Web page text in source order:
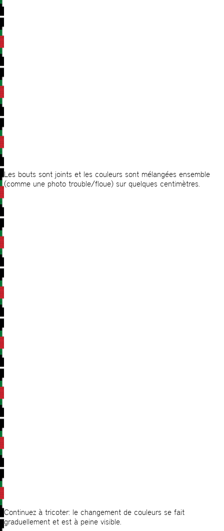
Les bouts sont joints et les couleurs sont mélangées ensemble
(comme une photo trouble/floue) sur quelques centimètres.
Continuez à tricoter: le changement de couleurs se fait
graduellement et est à peine visible.